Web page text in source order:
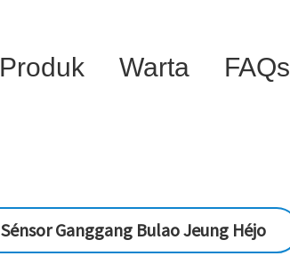
Produk Warta FAQs
Sénsor Ganggang Bulao Jeung Héjo